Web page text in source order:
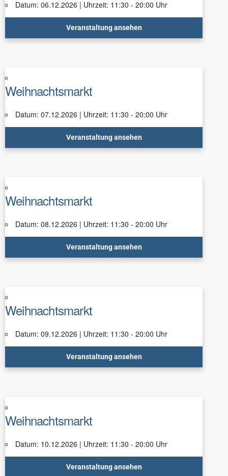
Datum: 06.12.2026 | Uhrzeit: 11:30 - 20:00 Uhr
Veranstaltung ansehen
Weihnachtsmarkt
Datum: 07.12.2026 | Uhrzeit: 11:30 - 20:00 Uhr
Veranstaltung ansehen
Weihnachtsmarkt
Datum: 08.12.2026 | Uhrzeit: 11:30 - 20:00 Uhr
Veranstaltung ansehen
Weihnachtsmarkt
Datum: 09.12.2026 | Uhrzeit: 11:30 - 20:00 Uhr
Veranstaltung ansehen
Weihnachtsmarkt
Datum: 10.12.2026 | Uhrzeit: 11:30 - 20:00 Uhr
Veranstaltung ansehen